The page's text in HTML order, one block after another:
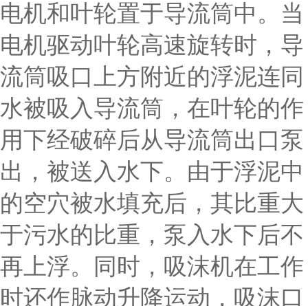
电机和叶轮置于导流筒中。当
电机驱动叶轮高速旋转时，导
流筒吸口上方附近的浮泥连同
水被吸入导流筒，在叶轮的作
用下经破碎后从导流筒出口泵
出，被送入水下。由于浮泥中
的空穴被水填充后，其比重大
于污水的比重，泵入水下后不
再上浮。同时，吸沫机在工作
时还作脉动升降运动，吸沫口